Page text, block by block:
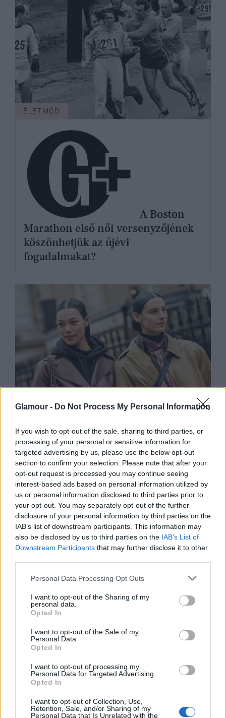
Glamour - Do Not Process My Personal Information
If you wish to opt-out of the sale, sharing to third parties, or
processing of your personal or sensitive information for
targeted advertising by us, please use the below opt-out
section to confirm your selection. Please note that after your
opt-out request is processed you may continue seeing
interest-based ads based on personal information utilized by
us or personal information disclosed to third parties prior to
your opt-out. You may separately opt-out of the further
disclosure of your personal information by third parties on the
IAB’s list of downstream participants. This information may
also be disclosed by us to third parties on the IAB’s List of
Downstream Participants that may further disclose it to other
Please note that this website/app uses one or more Google
not limited to your visit or usage behaviour. You may click to
grant or deny consent to Google and its third-party tags to
use your data for below specified purposes in below Google
consent section.
Personal Data Processing Opt Outs
I want to opt-out of the Sharing of my
personal data.
Opted In
I want to opt-out of the Sale of my
Personal Data.
Opted In
I want to opt-out of processing my
Personal Data for Targeted Advertising.
Opted In
I want to opt-out of Collection, Use,
Retention, Sale, and/or Sharing of my
Personal Data that Is Unrelated with the
ÉLETMÓD
Marathon első női versenyzőjének
köszönhetjük az újévi
fogadalmakat?
Ártalmatlannak tűnnek, mégis
öregítik az agyat: 5 mindennapi
szokás, amivel ideje leszámolnod
ÉLETMÓD
A digitális